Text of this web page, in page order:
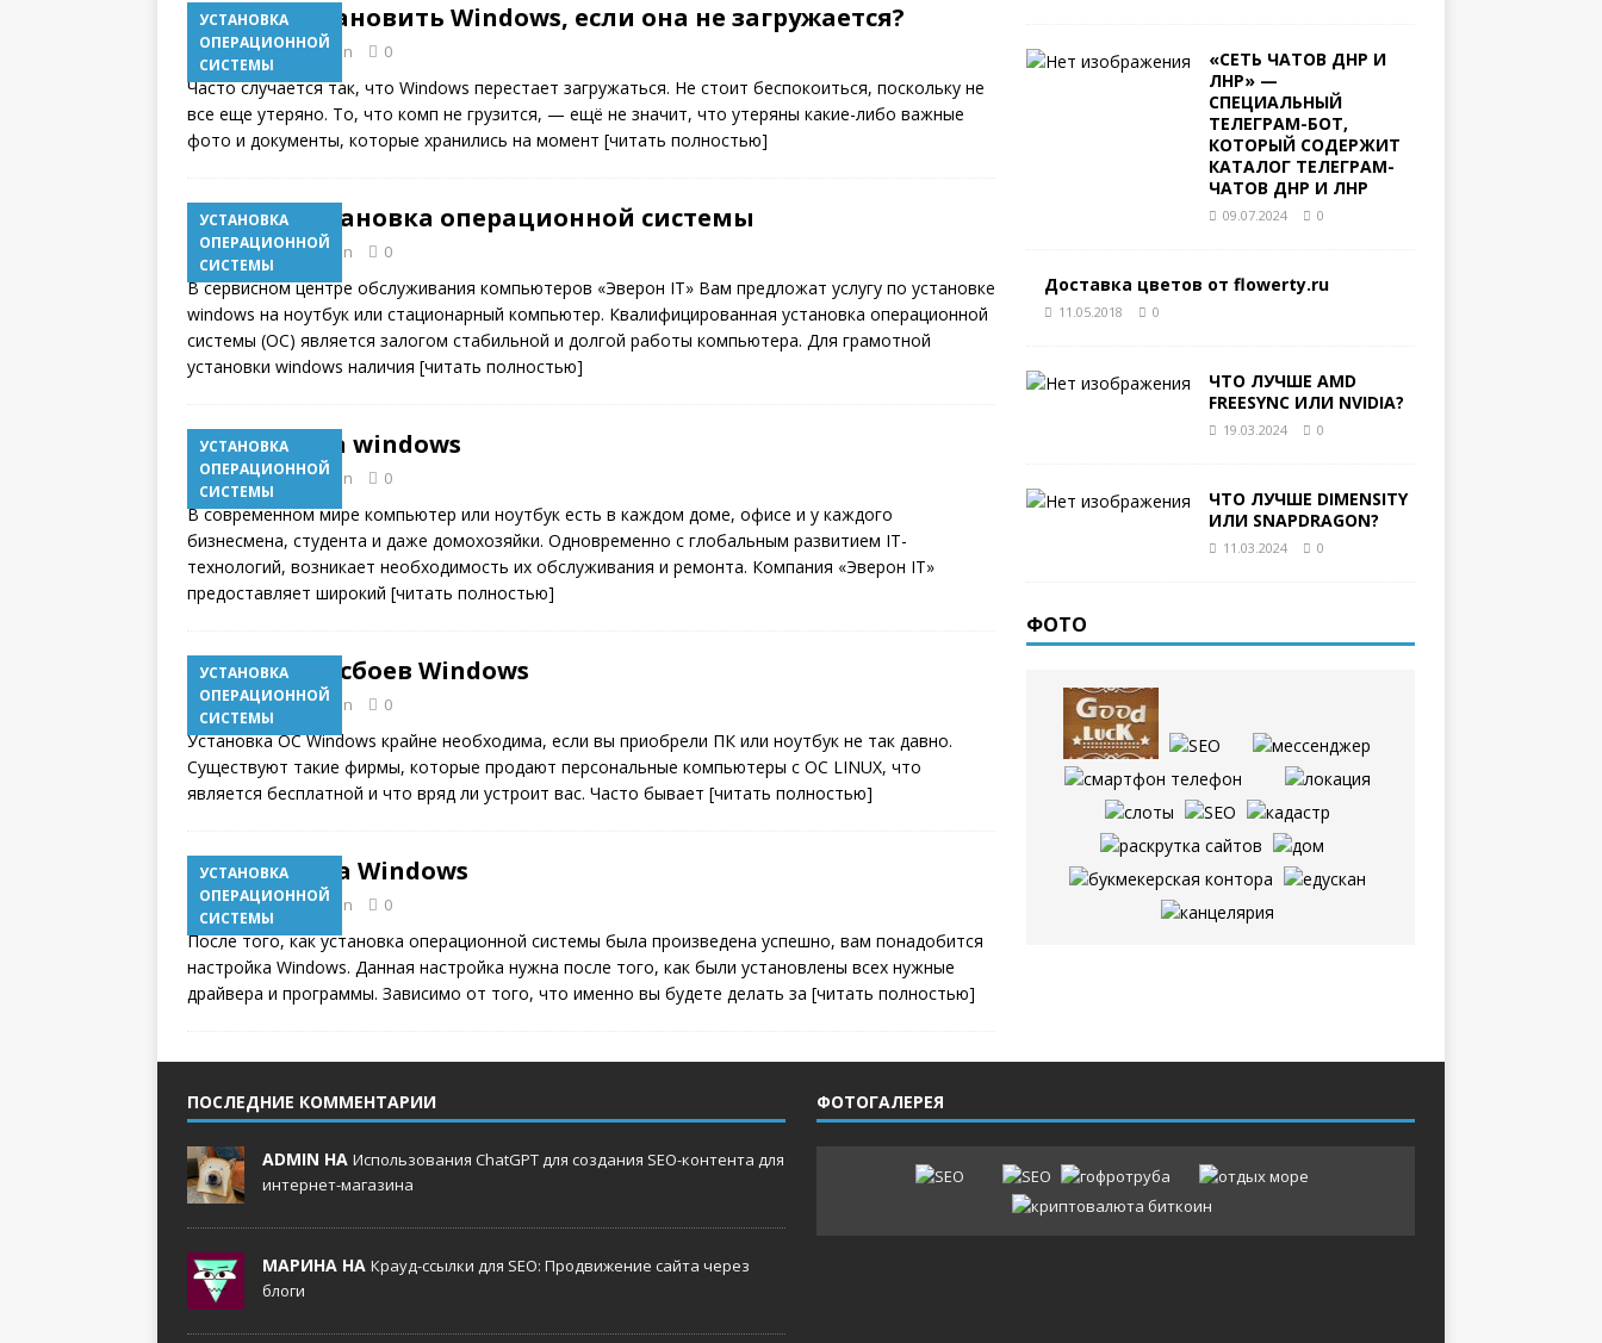
УСТАНОВКА
ОПЕРАЦИОННОЙ
СИСТЕМЫ
Как восстановить Windows, если она не загружается?
05.06.2018 admin 0
Часто случается так, что Windows перестает загружаться. Не стоит беспокоиться, поскольку не
все еще утеряно. То, что комп не грузится, — ещё не значит, что утеряны какие-либо важные
фото и документы, которые хранились на момент [читать полностью]
УСТАНОВКА
ОПЕРАЦИОННОЙ
СИСТЕМЫ
Установка операционной системы
18.11.2017 admin 0
В сервисном центре обслуживания компьютеров «Эверон IT» Вам предложат услугу по установке
windows на ноутбук или стационарный компьютер. Квалифицированная установка операционной
системы (ОС) является залогом стабильной и долгой работы компьютера. Для грамотной
установки windows наличия [читать полностью]
УСТАНОВКА
ОПЕРАЦИОННОЙ
СИСТЕМЫ
Установка windows
18.11.2017 admin 0
В современном мире компьютер или ноутбук есть в каждом доме, офисе и у каждого
бизнесмена, студента и даже домохозяйки. Одновременно с глобальным развитием IT-
технологий, возникает необходимость их обслуживания и ремонта. Компания «Эверон IT»
предоставляет широкий [читать полностью]
УСТАНОВКА
ОПЕРАЦИОННОЙ
СИСТЕМЫ
Причины сбоев Windows
18.11.2017 admin 0
Установка ОС Windows крайне необходима, если вы приобрели ПК или ноутбук не так давно.
Существуют такие фирмы, которые продают персональные компьютеры с ОС LINUX, что
является бесплатной и что вряд ли устроит вас. Часто бывает [читать полностью]
УСТАНОВКА
ОПЕРАЦИОННОЙ
СИСТЕМЫ
Настройка Windows
18.11.2017 admin 0
После того, как установка операционной системы была произведена успешно, вам понадобится
настройка Windows. Данная настройка нужна после того, как были установлены всех нужные
драйвера и программы. Зависимо от того, что именно вы будете делать за [читать полностью]
«СЕТЬ ЧАТОВ ДНР И
ЛНР» —
СПЕЦИАЛЬНЫЙ
ТЕЛЕГРАМ-БОТ,
КОТОРЫЙ СОДЕРЖИТ
КАТАЛОГ ТЕЛЕГРАМ-
ЧАТОВ ДНР И ЛНР
09.07.2024 0
Доставка цветов от flowerty.ru
11.05.2018 0
ЧТО ЛУЧШЕ AMD
FREESYNC ИЛИ NVIDIA?
19.03.2024 0
ЧТО ЛУЧШЕ DIMENSITY
ИЛИ SNAPDRAGON?
11.03.2024 0
ФОТО
ПОСЛЕДНИЕ КОММЕНТАРИИ
ADMIN НА Использования ChatGPT для создания SEO-контента для
интернет-магазина
МАРИНА НА Крауд-ссылки для SEO: Продвижение сайта через
блоги
ФОТОГАЛЕРЕЯ